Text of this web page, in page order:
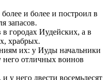
и более и построил в
запасов.
городах Иудейских, а в
храбрых.
их: у Иуды начальники
него отличных воинов
у него двести восемьдесят